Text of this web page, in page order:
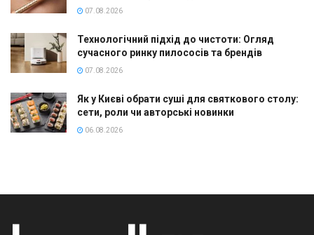
07.08.2026
Технологічний підхід до чистоти: Огляд
сучасного ринку пилососів та брендів
07.08.2026
Як у Києві обрати суші для святкового столу:
сети, роли чи авторські новинки
06.08.2026